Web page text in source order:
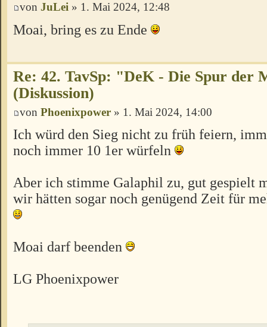
von JuLei » 1. Mai 2024, 12:48
Moai, bring es zu Ende
Re: 42. TavSp: "DeK - Die Spur der
(Diskussion)
von Phoenixpower » 1. Mai 2024, 14:00
Ich würd den Sieg nicht zu früh feiern,
noch immer 10 1er würfeln
Aber ich stimme Galaphil zu, gut gespielt
wir hätten sogar noch genügend Zeit für
Moai darf beenden
LG Phoenixpower